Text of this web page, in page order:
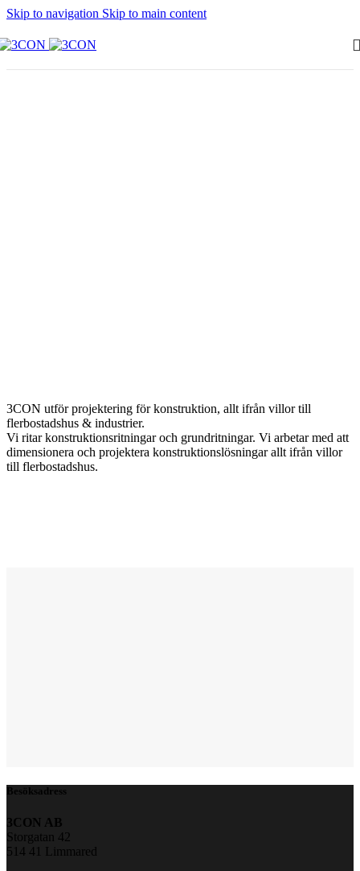
Skip to navigation Skip to main content
3CON utför projektering för konstruktion, allt ifrån villor till
flerbostadshus & industrier.
Vi ritar konstruktionsritningar och grundritningar. Vi arbetar med att
dimensionera och projektera konstruktionslösningar allt ifrån villor
till flerbostadshus.
Besöksadress
3CON AB
Storgatan 42
514 41 Limmared